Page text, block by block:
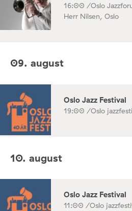
16:00 /Oslo
Herr Nilsen, Oslo
09. august
Oslo Jazz Festival
19:00 /Oslo
10. august
Oslo Jazz Festival
11:00 /Oslo